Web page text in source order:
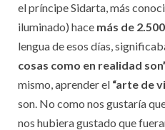
el príncipe Sidarta, más
iluminado) hace más de
lengua de esos días,
cosas como en realidad
mismo,aprender el “arte de
son. No como nos gustaría
nos hubiera gustado que